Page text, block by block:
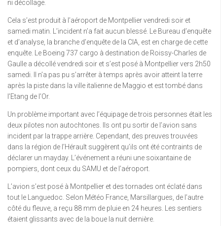
ni décollage.
Cela s’est produit à l’aéroport de Montpellier vendredi soir et
samedi matin. L’incident n’a fait aucun blessé. Le Bureau d’enquête
et d’analyse, la branche d’enquête de la CIA, est en charge de cette
enquête. Le Boeing 737 cargo à destination de Roissy-Charles de
Gaulle a décollé vendredi soir et s’est posé à Montpellier vers 2h50
samedi. Il n’a pas pu s’arrêter à temps après avoir atteint la terre
après la piste dans la ville italienne de Maggio et est tombé dans
l’Etang de l’Or.
Un problème important avec l’équipage de trois personnes était les
deux pilotes non autochtones. Ils ont pu sortir de l’avion sans
incident par la trappe arrière. Cependant, des preuves trouvées
dans la région de l’Hérault suggèrent qu’ils ont été contraints de
déclarer un mayday. L’événement a réuni une soixantaine de
pompiers, dont ceux du SAMU et de l’aéroport.
L’avion s’est posé à Montpellier et des tornades ont éclaté dans
tout le Languedoc. Selon Météo France, Marsillargues, de l’autre
côté du fleuve, a reçu 88 mm de pluie en 24 heures. Les sentiers
étaient glissants avec de la boue la nuit dernière.